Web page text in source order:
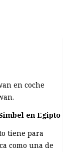
en coche
en Egipto
tiene para
como una de